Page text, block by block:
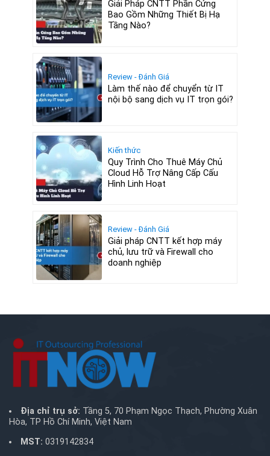
Giải Pháp CNTT Phần Cứng
Bao Gồm Những Thiết Bị Hạ
Tầng Nào?
Review - Đánh Giá
Làm thế nào để chuyển từ IT
nội bộ sang dịch vụ IT trọn gói?
Kiến thức
Quy Trình Cho Thuê Máy Chủ
Cloud Hỗ Trợ Nâng Cấp Cấu
Hình Linh Hoạt
Review - Đánh Giá
Giải pháp CNTT kết hợp máy
chủ, lưu trữ và Firewall cho
doanh nghiệp
Địa chỉ trụ sở: Tầng 5, 70 Phạm Ngọc Thạch, Phường Xuân
Hòa, TP Hồ Chí Minh, Việt Nam
MST: 0319142834